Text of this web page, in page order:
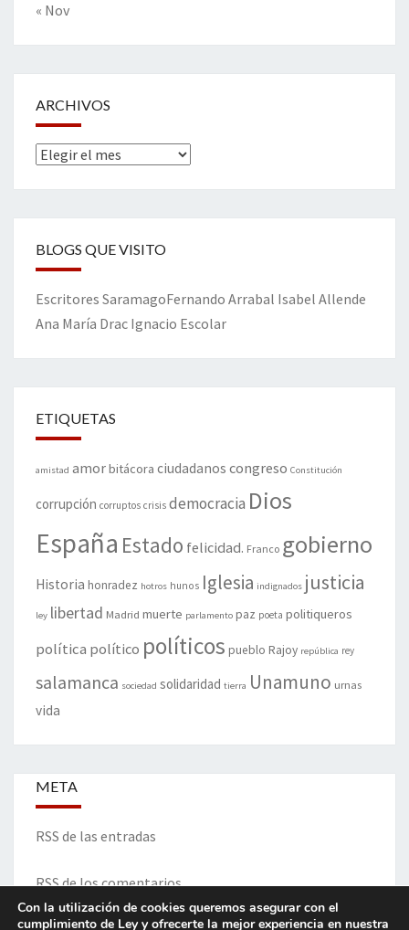
« Nov
ARCHIVOS
Archivos
BLOGS QUE VISITO
Escritores SaramagoFernando Arrabal Isabel Allende
Ana María Drac Ignacio Escolar
ETIQUETAS
amistad amorbitácora ciudadanos congreso Constitución
corrupción corruptos crisis democracia Dios
España Estado felicidad. Franco gobierno
Historia honradez hotros hunos Iglesia indignados justicia
ley libertad Madrid muerte parlamento paz poeta politiqueros
política político políticos pueblo Rajoy república rey
salamanca sociedad solidaridad tierra Unamuno urnas
vida
META
RSS de las entradas
RSS de los comentarios
Con la utilización de cookies queremos asegurar con el
cumplimiento de Ley y ofrecerte la mejor experiencia en nuestra